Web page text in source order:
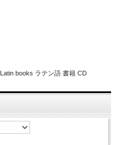
Latin books ラテン語 書籍 CD